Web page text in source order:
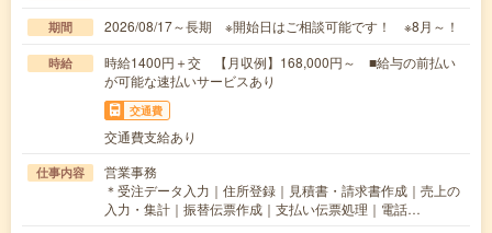
期間 2026/08/17～長期 ※開始日はご相談可能です！ ※8月～！
時給
時給1400円＋交 【月収例】168,000円～ ■給与の前払い
が可能な速払いサービスあり
交通費
交通費支給あり
仕事内容
営業事務
＊受注データ入力｜住所登録｜見積書・請求書作成｜売上の
入力・集計｜振替伝票作成｜支払い伝票処理｜電話…